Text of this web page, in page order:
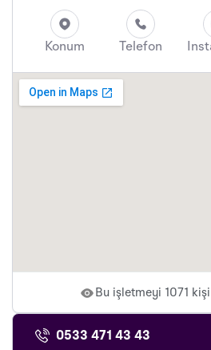
Konum Telefon
Bu işletmeyi 1071
0533 471 43 43